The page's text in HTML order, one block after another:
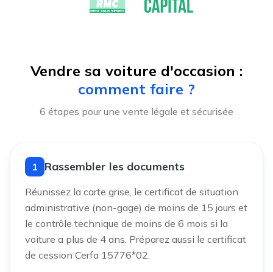
Vendre sa voiture d'occasion :
comment faire ?
6 étapes pour une vente légale et sécurisée
1 Rassembler les documents
Réunissez la carte grise, le certificat de situation
administrative (non-gage) de moins de 15 jours et
le contrôle technique de moins de 6 mois si la
voiture a plus de 4 ans. Préparez aussi le certificat
de cession Cerfa 15776*02.